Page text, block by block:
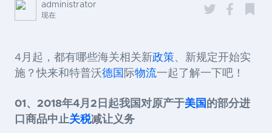
administrator
现在
4月起，都有哪些海关相关新政策、新规定开始实
施？快来和特普沃德国 际物流一起了解一下吧！
01、2018年4月2日起我国对原产于美国 的部分进
口商品中止关税减让义务